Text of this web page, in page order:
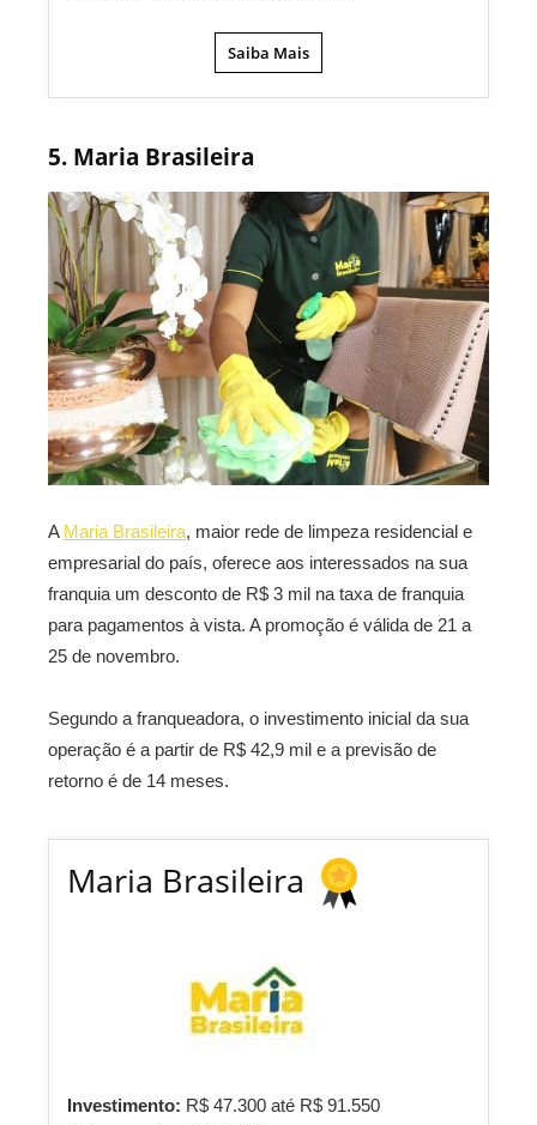
Saiba Mais
5. Maria Brasileira
A Maria Brasileira, maior rede de limpeza residencial e
empresarial do país, oferece aos interessados na sua
franquia um desconto de R$ 3 mil na taxa de franquia
para pagamentos à vista. A promoção é válida de 21 a
25 de novembro.
Segundo a franqueadora, o investimento inicial da sua
operação é a partir de R$ 42,9 mil e a previsão de
retorno é de 14 meses.
Maria Brasileira
Investimento: R$ 47.300 até R$ 91.550